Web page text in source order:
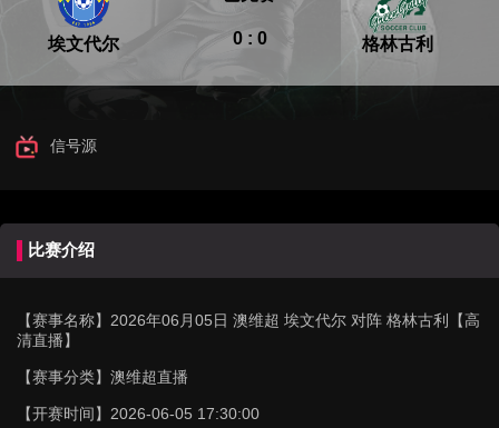
埃文代尔 0 : 0 格林古利
信号源
比赛介绍
【赛事名称】 2026年06月05日 澳维超 埃文代尔 对阵 格林古利【高
清直播】
【赛事分类】 澳维超直播
【开赛时间】 2026-06-05 17:30:00